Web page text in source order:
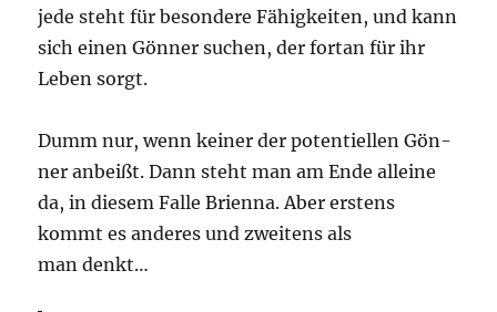
jede steht für beson­de­re Fähig­kei­ten, und kann
sich einen Gön­ner suchen, der fort­an für ihr
Leben sorgt.
Dumm nur, wenn kei­ner der poten­ti­el­len Gön­
ner anbeißt. Dann steht man am Ende allei­ne
da, in die­sem Fal­le Bri­en­na. Aber ers­tens
kommt es ande­res und zwei­tens als
man denkt…